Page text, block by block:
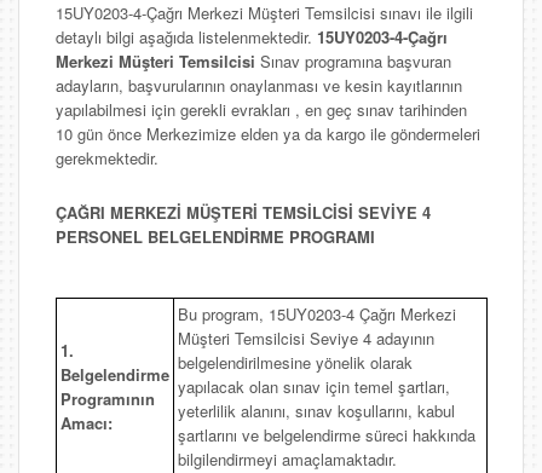
15UY0203-4-Çağrı Merkezi Müşteri Temsilcisi sınavı ile ilgili
detaylı bilgi aşağıda listelenmektedir. 15UY0203-4-Çağrı
Merkezi Müşteri Temsilcisi Sınav programına başvuran
adayların, başvurularının onaylanması ve kesin kayıtlarının
yapılabilmesi için gerekli evrakları , en geç sınav tarihinden
10 gün önce Merkezimize elden ya da kargo ile göndermeleri
gerekmektedir.
ÇAĞRI MERKEZİ MÜŞTERİ TEMSİLCİSİ SEVİYE 4
PERSONEL BELGELENDİRME PROGRAMI
1.
Belgelendirme
Programının
Amacı:
Bu program, 15UY0203-4 Çağrı Merkezi
Müşteri Temsilcisi Seviye 4 adayının
belgelendirilmesine yönelik olarak
yapılacak olan sınav için temel şartları,
yeterlilik alanını, sınav koşullarını, kabul
şartlarını ve belgelendirme süreci hakkında
bilgilendirmeyi amaçlamaktadır.